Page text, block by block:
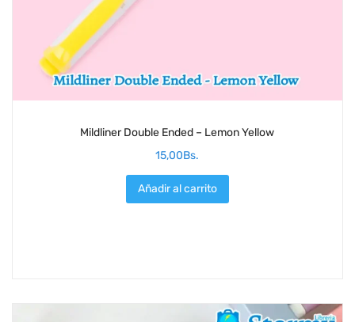
Mildliner Double Ended – Lemon Yellow
15,00Bs.
Añadir al carrito